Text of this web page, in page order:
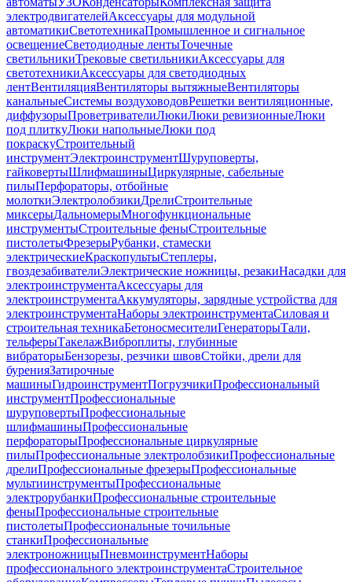
электродвигателейАксессуары для модульной
автоматикиСветотехникаПромышленное и сигнальное
освещениеСветодиодные лентыТочечные
светильникиТрековые светильникиАксессуары для
светотехникиАксессуары для светодиодных
лентВентиляцияВентиляторы вытяжныеВентиляторы
канальныеСистемы воздуховодовРешетки вентиляционные,
диффузорыПроветривателиЛюкиЛюки ревизионныеЛюки
под плиткуЛюки напольныеЛюки под
покраскуСтроительный
инструментЭлектроинструментШуруповерты,
гайковертыШлифмашиныЦиркулярные, сабельные
пилыПерфораторы, отбойные
молоткиЭлектролобзикиДрелиСтроительные
миксерыДальномерыМногофункциональные
инструментыСтроительные феныСтроительные
пистолетыФрезерыРубанки, стамески
электрическиеКраскопультыСтеплеры,
гвоздезабивателиЭлектрические ножницы, резакиНасадки для
электроинструментаАксессуары для
электроинструментаАккумуляторы, зарядные устройства для
электроинструментаНаборы электроинструментаСиловая и
строительная техникаБетоносмесителиГенераторыТали,
тельферыТакелажВиброплиты, глубинные
вибраторыБензорезы, резчики швовСтойки, дрели для
буренияЗатирочные
машиныГидроинструментПогрузчикиПрофессиональный
инструментПрофессиональные
шуруповертыПрофессиональные
шлифмашиныПрофессиональные
перфораторыПрофессиональные циркулярные
пилыПрофессиональные электролобзикиПрофессиональные
дрелиПрофессиональные фрезерыПрофессиональные
мультиинструментыПрофессиональные
электрорубанкиПрофессиональные строительные
феныПрофессиональные строительные
пистолетыПрофессиональные точильные
станкиПрофессиональные
электроножницыПневмоинструментНаборы
профессионального электроинструментаСтроительное